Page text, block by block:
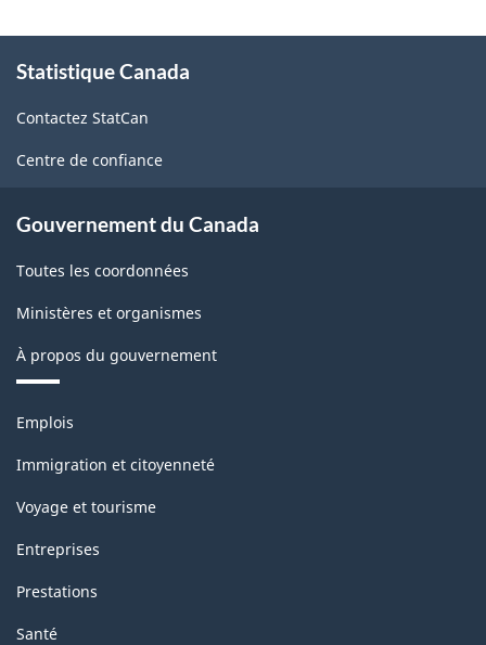
propos
ce
site
Statistique Canada
Contactez StatCan
Centre de confiance
Gouvernement du Canada
Toutes les coordonnées
Ministères et organismes
À propos du gouvernement
Thèmes
sujets
Emplois
Immigration et citoyenneté
Voyage et tourisme
Entreprises
Prestations
Santé